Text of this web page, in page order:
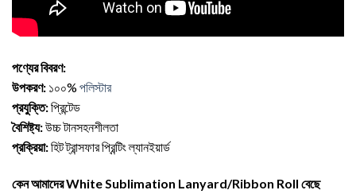
পণ্যের বিবরণ:
উপকরণ: ১০০% পলিস্টার
প্রযুক্তি:প্রিন্টেড
বৈশিষ্ট্য:উচ্চ টানসহনশীলতা
প্রক্রিয়া:হিট ট্রান্সফার প্রিন্টিং ল্যানইয়ার্ড
কেন আমাদের White Sublimation Lanyard/Ribbon Roll বেছে